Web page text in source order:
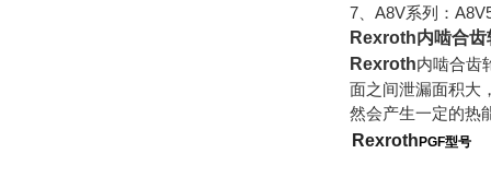
7、A8V系列：
Rexroth内啮合齿
Rexroth内啮合齿
面之间泄漏面积大
然会产生一定的热
Rexroth PGF型号